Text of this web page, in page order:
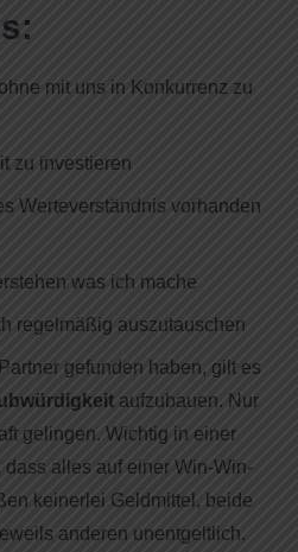
mit uns in Konkurrenz zu
zu investieren
Werteverständnis vorhanden
was ich mache
regelmäßig auszutauschen
gefunden haben, gilt es
aufzubauen. Nur
gelingen. Wichtig in einer
alles auf einer Win-Win-
keinerlei Geldmittel, beide
anderen unentgeltlich.